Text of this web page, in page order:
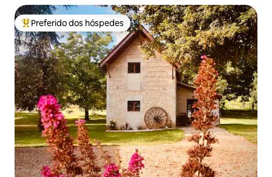
Entre os melhores preferidos dos hóspedes
Preferido dos hóspedes